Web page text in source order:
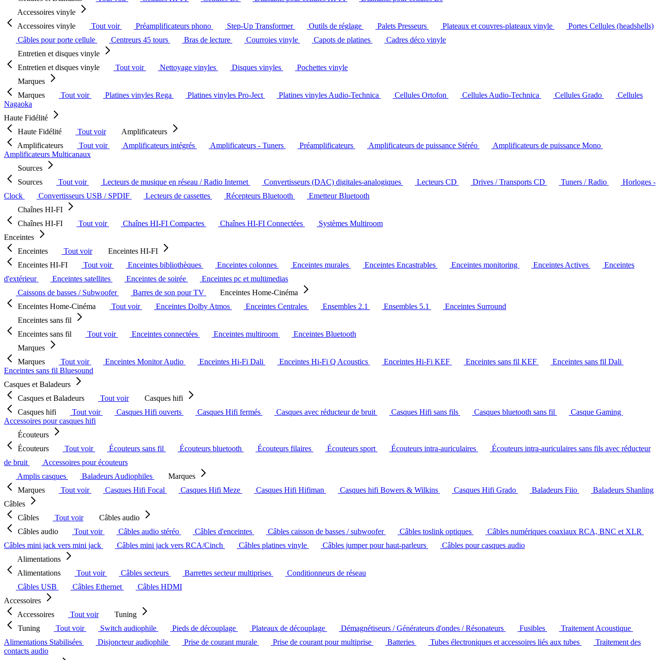
Accessoires vinyle
Accessoires vinyle
Tout voir Préamplificateurs phono Step-Up Transformer Outils de réglage Palets Presseurs Plateaux et couvres-plateaux vinyle
Portes Cellules (headshells)
Câbles pour porte cellule
Centreurs 45 tours Bras de lecture Courroies vinyle Capots de platines
Cadres déco vinyle
Entretien et disques vinyle
Entretien et disques vinyle
Tout voir Nettoyage vinyles Disques vinyles
Pochettes vinyle
Marques
Marques
Tout voir Platines vinyles Rega Platines vinyles Pro-Ject Platines vinyles Audio-Technica Cellules Ortofon Cellules Audio-Technica Cellules Grado
Cellules
Nagaoka
Haute Fidélité
Haute Fidélité
Tout voir
Amplificateurs
Amplificateurs
Tout voir Amplificateurs intégrés Amplificateurs - Tuners Préamplificateurs Amplificateurs de puissance Stéréo
Amplificateurs de puissance Mono
Amplificateurs Multicanaux
Sources
Sources
Tout voir Lecteurs de musique en réseau / Radio Internet Convertisseurs (DAC) digitales-analogiques Lecteurs CD Drives / Transports CD Tuners / Radio
Horloges -
Clock
Convertisseurs USB / SPDIF Lecteurs de cassettes Récepteurs Bluetooth
Emetteur Bluetooth
Chaînes HI-FI
Chaînes HI-FI
Tout voir Chaînes HI-FI Compactes Chaînes HI-FI Connectées
Systèmes Multiroom
Enceintes
Enceintes
Tout voir
Enceintes HI-FI
Enceintes HI-FI
Tout voir Enceintes bibliothèques Enceintes colonnes Enceintes murales Enceintes Encastrables Enceintes monitoring Enceintes Actives
Enceintes
d'extérieur
Enceintes satellites Enceintes de soirée
Enceintes pc et multimedias
Caissons de basses / Subwoofer
Barres de son pour TV
Enceintes Home-Cinéma
Enceintes Home-Cinéma
Tout voir Enceintes Dolby Atmos Enceintes Centrales Ensembles 2.1 Ensembles 5.1
Enceintes Surround
Enceintes sans fil
Enceintes sans fil
Tout voir Enceintes connectées Enceintes multiroom
Enceintes Bluetooth
Marques
Marques
Tout voir Enceintes Monitor Audio Enceintes Hi-Fi Dali Enceintes Hi-Fi Q Acoustics Enceintes Hi-Fi KEF Enceintes sans fil KEF
Enceintes sans fil Dali
Enceintes sans fil Bluesound
Casques et Baladeurs
Casques et Baladeurs
Tout voir
Casques hifi
Casques hifi
Tout voir Casques Hifi ouverts Casques Hifi fermés Casques avec réducteur de bruit Casques Hifi sans fils Casques bluetooth sans fil
Casque Gaming
Accessoires pour casques hifi
Écouteurs
Écouteurs
Tout voir Écouteurs sans fil Écouteurs bluetooth Écouteurs filaires Écouteurs sport Écouteurs intra-auriculaires
Écouteurs intra-auriculaires sans fils avec réducteur
de bruit
Accessoires pour écouteurs
Amplis casques
Baladeurs Audiophiles
Marques
Marques
Tout voir Casques Hifi Focal Casques Hifi Meze Casques Hifi Hifiman Casques hifi Bowers & Wilkins Casques Hifi Grado Baladeurs Fiio
Baladeurs Shanling
Câbles
Câbles
Tout voir
Câbles audio
Câbles audio
Tout voir Câbles audio stéréo Câbles d'enceintes Câbles caisson de basses / subwoofer Câbles toslink optiques
Câbles numériques coaxiaux RCA, BNC et XLR
Câbles mini jack vers mini jack
Câbles mini jack vers RCA/Cinch Câbles platines vinyle Câbles jumper pour haut-parleurs
Câbles pour casques audio
Alimentations
Alimentations
Tout voir Câbles secteurs Barrettes secteur multiprises
Conditionneurs de réseau
Câbles USB
Câbles Ethernet
Câbles HDMI
Accessoires
Accessoires
Tout voir
Tuning
Tuning
Tout voir Switch audiophile Pieds de découplage Plateaux de découplage Démagnétiseurs / Générateurs d'ondes / Résonateurs Fusibles
Traitement Acoustique
Alimentations Stabilisées
Disjoncteur audiophile Prise de courant murale Prise de courant pour multiprise Batteries Tubes électroniques et accessoires liés aux tubes
Traitement des
contacts audio